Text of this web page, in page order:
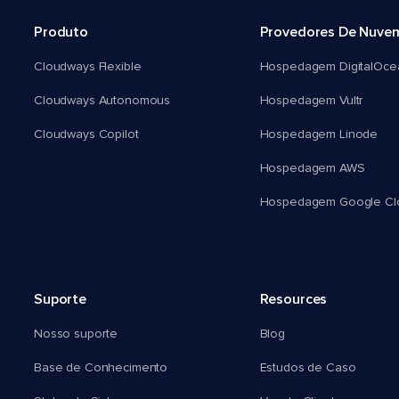
Produto
Cloudways Flexible
Cloudways Autonomous
Cloudways Copilot
Provedores De
Hospedagem
Hospedagem Vultr
Hospedagem Linode
Hospedagem AWS
Hospedagem Google
Suporte
Nosso suporte
Base de Conhecimento
Resources
Blog
Estudos de Caso